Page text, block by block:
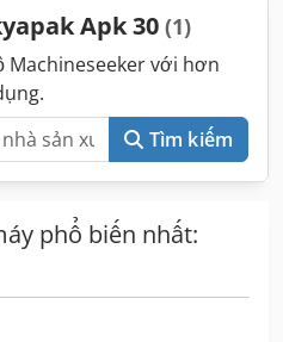
Apk 30 (1)
Machineseeker với hơn
Tìm kiếm
phổ biến nhất: